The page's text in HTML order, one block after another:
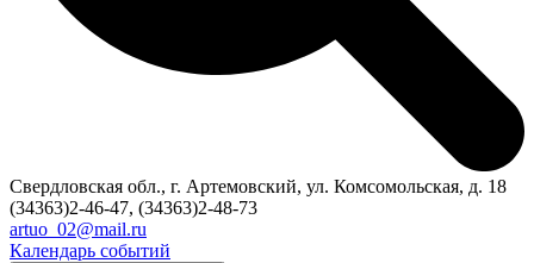
Свердловская обл., г. Артемовский, ул. Комсомольская, д. 18
(34363)2-46-47, (34363)2-48-73
artuo_02@mail.ru
Календарь событий